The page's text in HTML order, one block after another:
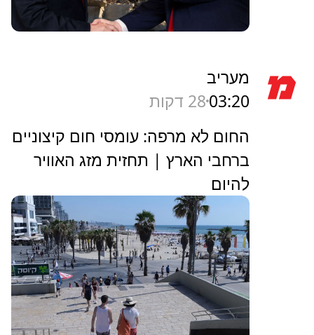
מעריב
03:2028 דקות
החום לא מרפה: עומסי חום קיצוניים
ברחבי הארץ | תחזית מזג האוויר
להיום